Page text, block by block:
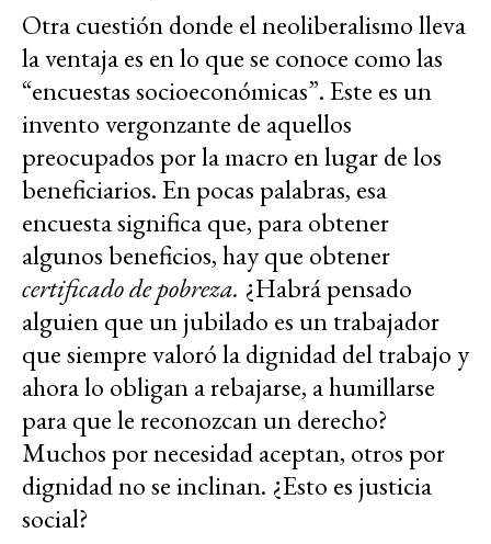
Otra cuestión donde el neoliberalismo lleva
la ventaja es en lo que se conoce como las
“encuestas socioeconómicas”. Este es un
invento vergonzante de aquellos
preocupados por la macro en lugar de los
beneficiarios. En pocas palabras, esa
encuesta significa que, para obtener
algunos beneficios, hay que obtener
certificado de pobreza. ¿Habrá pensado
alguien que un jubilado es un trabajador
que siempre valoró la dignidad del trabajo y
ahora lo obligan a rebajarse, a humillarse
para que le reconozcan un derecho?
Muchos por necesidad aceptan, otros por
dignidad no se inclinan. ¿Esto es justicia
social?